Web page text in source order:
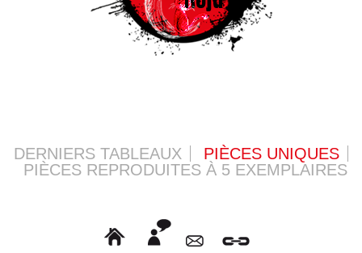
DERNIERS TABLEAUX
PIÈCES UNIQUES
PIÈCES REPRODUITES À 5 EXEMPLAIRES